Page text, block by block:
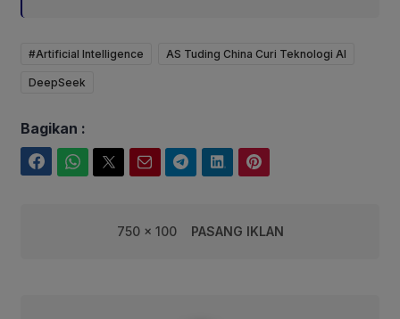
#Artificial Intelligence AS Tuding China Curi Teknologi AI
DeepSeek
Bagikan :
750 x 100 PASANG IKLAN